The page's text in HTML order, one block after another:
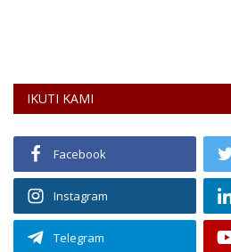
IKUTI KAMI
Facebook
Instagram
Telegram